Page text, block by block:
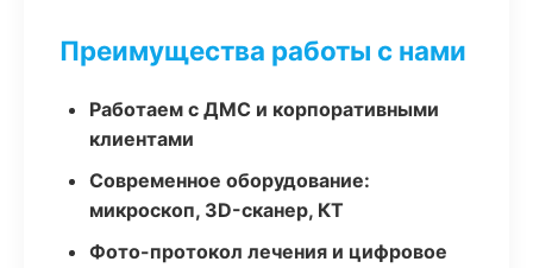
Преимущества работы с нами
Работаем с ДМС и корпоративными
клиентами
Современное оборудование:
микроскоп, 3D-сканер, КТ
Фото-протокол лечения и цифровое